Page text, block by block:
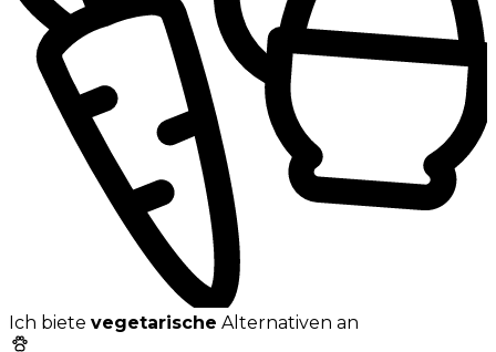
Ich biete vegetarische Alternativen an